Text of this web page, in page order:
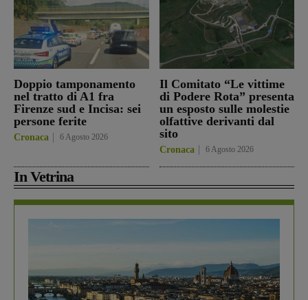
Doppio tamponamento
nel tratto di A1 fra
Firenze sud e Incisa: sei
persone ferite
Cronaca 6 Agosto 2026
Il Comitato “Le vittime
di Podere Rota” presenta
un esposto sulle molestie
olfattive derivanti dal
sito
Cronaca 6 Agosto 2026
In Vetrina